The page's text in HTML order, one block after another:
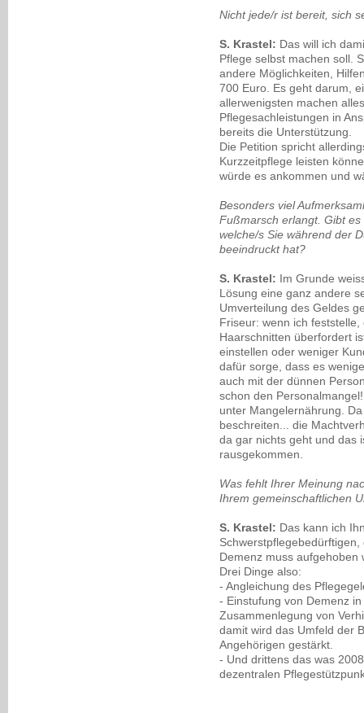
Nicht jede/r ist bereit, sich
S. Krastel: Das will ich
Pflege selbst machen soll.
andere Möglichkeiten,
700 Euro. Es geht darum,
allerwenigsten machen
Pflegesachleistungen in
bereits die Unterstützung.
Die Petition spricht
Kurzzeitpflege leisten
würde es ankommen und
Besonders viel
Fußmarsch erlangt. Gibt
welche/s Sie während der
beeindruckt hat?
S. Krastel: Im Grunde
Lösung eine ganz andere
Umverteilung des Geldes
Friseur: wenn ich
Haarschnitten überfordert
einstellen oder weniger
dafür sorge, dass es
auch mit der dünnen
schon den
unter Mangelernährung.
beschreiten... die
da gar nichts geht und das
rausgekommen.
Was fehlt Ihrer Meinung
Ihrem gemeinschaftlichen
S. Krastel: Das kann ich
Demenz muss aufgehoben
Drei Dinge also:
- Angleichung des
- Einstufung von Demenz
Zusammenlegung von
damit wird das Umfeld der
Angehörigen gestärkt.
- Und drittens das was
dezentralen